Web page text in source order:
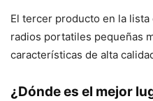
El tercer producto en la
radios portatiles pequeñas
características de alta
¿Dónde es el mejor